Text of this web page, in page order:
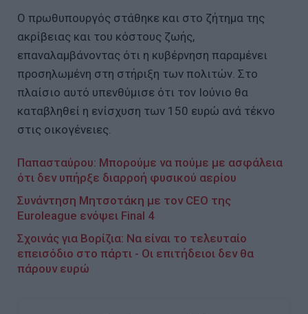
Ο πρωθυπουργός στάθηκε και στο ζήτημα της
ακρίβειας και του κόστους ζωής,
επαναλαμβάνοντας ότι η κυβέρνηση παραμένει
προσηλωμένη στη στήριξη των πολιτών. Στο
πλαίσιο αυτό υπενθύμισε ότι τον Ιούνιο θα
καταβληθεί η ενίσχυση των 150 ευρώ ανά τέκνο
στις οικογένειες.
Παπασταύρου: Μπορούμε να πούμε με ασφάλεια
ότι δεν υπήρξε διαρροή φυσικού αερίου
Συνάντηση Μητσοτάκη με τον CEO της
Euroleague ενόψει Final 4
Σχοινάς για Βορίζια: Να είναι το τελευταίο
επεισόδιο στο πάρτι - Οι επιτήδειοι δεν θα
πάρουν ευρώ